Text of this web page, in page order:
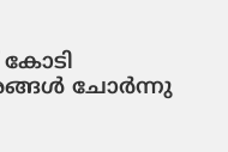
കോടി
ചോര്‍ന്നു